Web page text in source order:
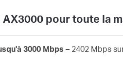
pour toute la
3000 Mbps –2402 Mbps